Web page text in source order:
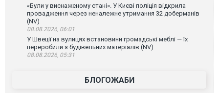
«Були у виснаженому стані». У Києві поліція відкрила
провадження через неналежне утримання 32 доберманів
(NV)
08.08.2026, 06:01
У Швеції на вулицях встановини громадські меблі — їх
переробили з будівельних матеріалів (NV)
08.08.2026, 05:31
БЛОГОЖАБИ